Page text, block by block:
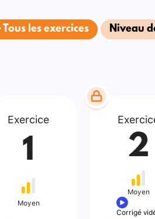
Tous les exercices Niveau
Exercice
1
Moyen
2
Moyen
Corrigé